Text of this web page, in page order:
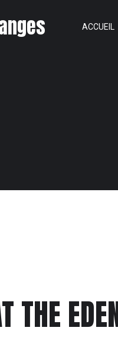
ACCUEIL
THE